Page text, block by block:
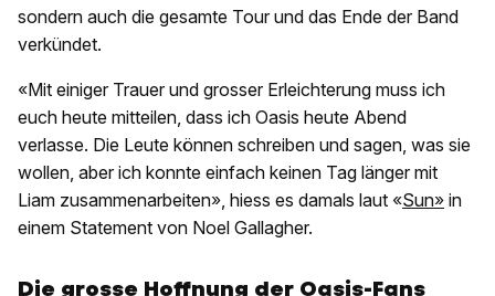
sondern auch die gesamte Tour und das Ende der Band
verkündet.
«Mit einiger Trauer und grosser Erleichterung muss ich
euch heute mitteilen, dass ich Oasis heute Abend
verlasse. Die Leute können schreiben und sagen, was sie
wollen, aber ich konnte einfach keinen Tag länger mit
Liam zusammenarbeiten», hiess es damals laut «Sun» in
einem Statement von Noel Gallagher.
Die grosse Hoffnung der Oasis-Fans